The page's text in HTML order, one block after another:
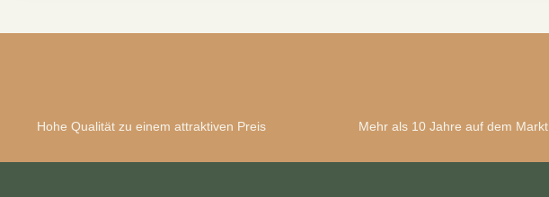
Hohe Qualität zu einem attraktiven Preis Mehr als 10 Jahre auf dem Markt